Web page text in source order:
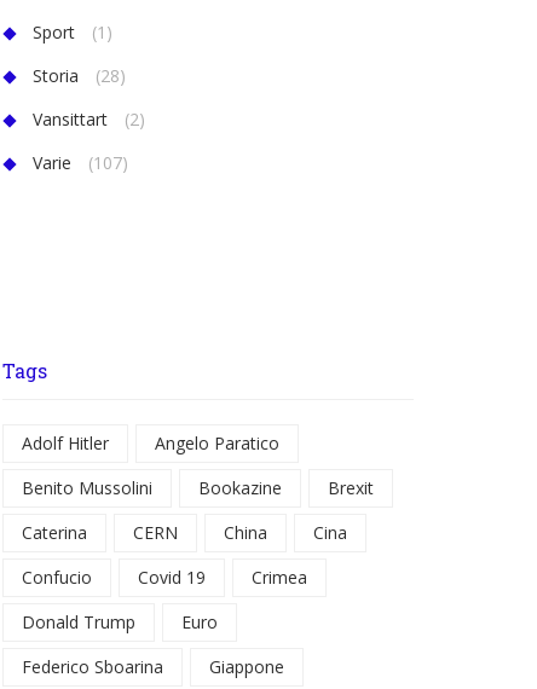
Sport
(1)
Storia
(28)
Vansittart
(2)
Varie
(107)
Tags
Adolf Hitler
Angelo Paratico
Benito Mussolini
Bookazine
Brexit
Caterina
CERN China
Cina
Confucio
Covid 19
Crimea
Donald Trump
Euro
Federico Sboarina
Giappone